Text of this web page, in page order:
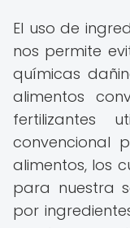
El uso de
nos permite
químicas
alimentos
fertilizantes
convencional
alimentos, los
para nuestra
por